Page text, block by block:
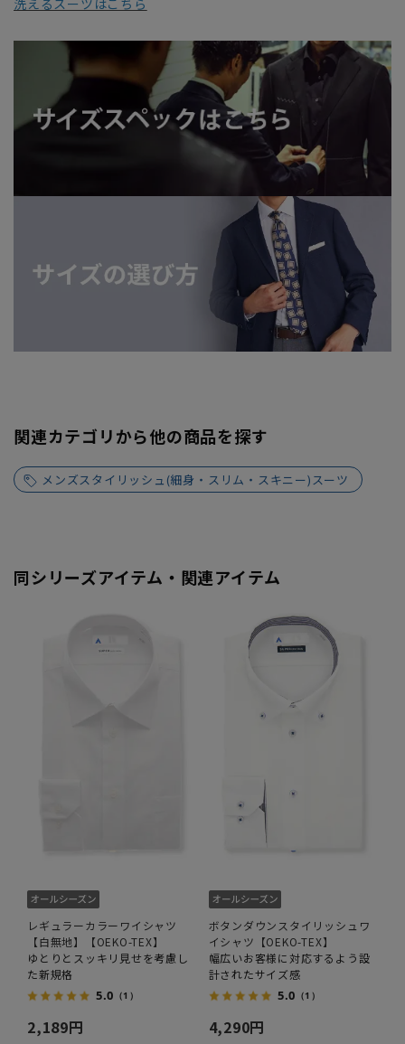
関連カテゴリから他の商品を探す
メンズスタイリッシュ(細身・スリム・スキニー)スーツ
同シリーズアイテム・関連アイテム
レギュラーカラーワイシャツ
【白無地】【OEKO-TEX】
ゆとりとスッキリ見せを考慮し
た新規格
5.0 （1）
2,189円
ボタンダウンスタイリッシュワ
イシャツ【OEKO-TEX】
幅広いお客様に対応するよう設
計されたサイズ感
5.0 （1）
4,290円